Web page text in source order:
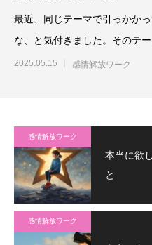
最近、同じテーマで引っかか
な、と気付きました。そのテ
にいること、で
2025.05.15 感情解放ワーク
感情解放ワーク
本当に欲
と
感情解放ワーク